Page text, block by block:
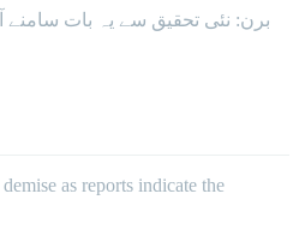
برن: نئی تحقیق سے یہ بات سامنے
as reports indicate the